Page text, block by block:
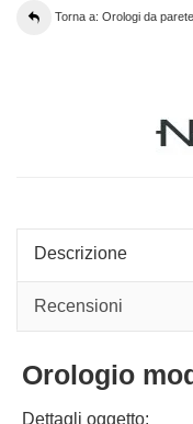
Torna a: Orologi da
Descrizione
Recensioni
Orologio
Dettagli oggetto: